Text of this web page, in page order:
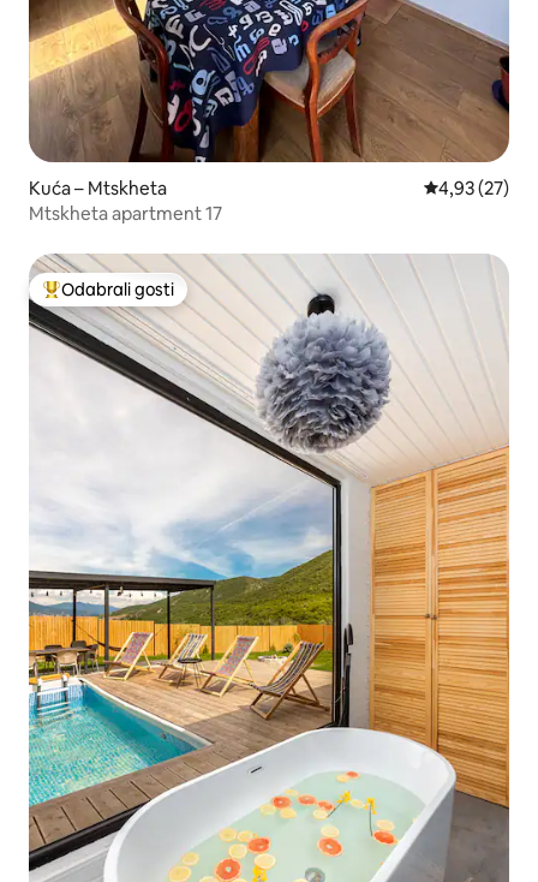
Kuća – Mtskheta Prosječna
4,93 (27)
Mtskheta apartment 17
Među najviše rangiranima s oznakom „Odabrali gosti”
Odabrali gosti